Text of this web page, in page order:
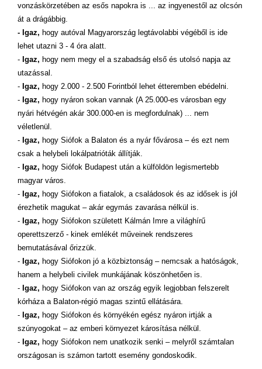
vonzáskörzetében az esős napokra is ... az ingyenestől az olcsón
át a drágábbig.
- Igaz, hogy autóval Magyarország legtávolabbi végéből is ide
lehet utazni 3 - 4 óra alatt.
- Igaz, hogy nem megy el a szabadság első és utolsó napja az
utazással.
- Igaz, hogy 2.000 - 2.500 Forintból lehet étteremben ebédelni.
- Igaz, hogy nyáron sokan vannak (A 25.000-es városban egy
nyári hétvégén akár 300.000-en is megfordulnak) ... nem
véletlenül.
- Igaz, hogy Siófok a Balaton és a nyár fővárosa – és ezt nem
csak a helybeli lokálpatrióták állítják.
- Igaz, hogy Siófok Budapest után a külföldön legismertebb
magyar város.
- Igaz, hogy Siófokon a fiatalok, a családosok és az idősek is jól
érezhetik magukat – akár egymás zavarása nélkül is.
- Igaz, hogy Siófokon született Kálmán Imre a világhírű
operettszerző - kinek emlékét műveinek rendszeres
bemutatásával őrizzük.
- Igaz, hogy Siófokon jó a közbiztonság – nemcsak a hatóságok,
hanem a helybeli civilek munkájának köszönhetően is.
- Igaz, hogy Siófokon van az ország egyik legjobban felszerelt
kórháza a Balaton-régió magas szintű ellátására.
- Igaz, hogy Siófokon és környékén egész nyáron irtják a
szúnyogokat – az emberi környezet károsítása nélkül.
- Igaz, hogy Siófokon nem unatkozik senki – melyről számtalan
országosan is számon tartott esemény gondoskodik.